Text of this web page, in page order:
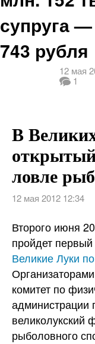
супруга
743 рубля
12 мая
1
В
ловле
12 мая 2012 12:34
Второго июня
пройдет
Великие Луки
комитет по
администрации
рыболовного